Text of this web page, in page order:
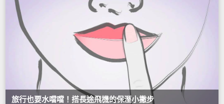
旅行也要水噹噹！搭長途飛機的保溼小撇步